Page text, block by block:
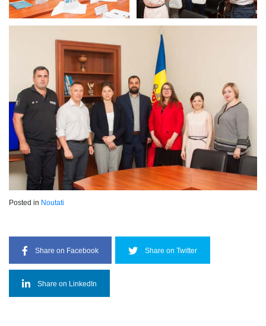
Posted in Noutati
Share on Facebook Share on Twitter
Share on LinkedIn